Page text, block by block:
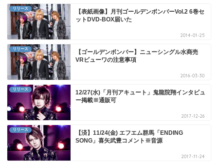
リリース
【表紙画像】月刊ゴールデンボンバーVol.2 6巻セ
ットDVD-BOX届いた
2014-01-25
リリース
【ゴールデンボンバー】ニューシングル水商売
VRビューワの注意事項
2016-03-30
リリース
12/27(水)「月刊アキュート」鬼龍院翔インタビュ
ー掲載※通販可
2017-12-26
リリース
【済】11/24(金) エフエム群馬「ENDING
SONG」喜矢武豊コメント※音源
2017-11-24